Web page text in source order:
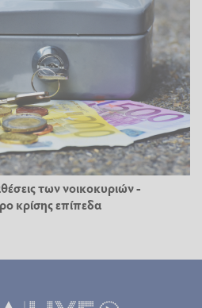
των νοικοκυριών -
κρίσης επίπεδα